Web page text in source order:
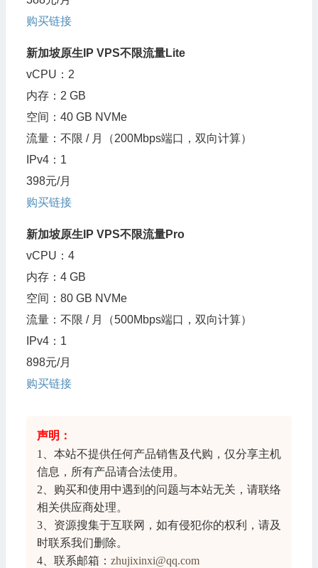
购买链接
新加坡原生IP VPS不限流量Lite
vCPU：2
内存：2 GB
空间：40 GB NVMe
流量：不限 / 月（200Mbps端口，双向计算）
IPv4：1
398元/月
购买链接
新加坡原生IP VPS不限流量Pro
vCPU：4
内存：4 GB
空间：80 GB NVMe
流量：不限 / 月（500Mbps端口，双向计算）
IPv4：1
898元/月
购买链接
声明：
1、本站不提供任何产品销售及代购，仅分享主机
信息 ，所有产品请合法使用。
2、购买和使用中遇到的问题与本站无关，请联络
相关供应商处理。
3、资源搜集于互联网，如有侵犯你的权利，请及
时联系我们删除。
4、联系邮箱： zhujixinxi@qq.com